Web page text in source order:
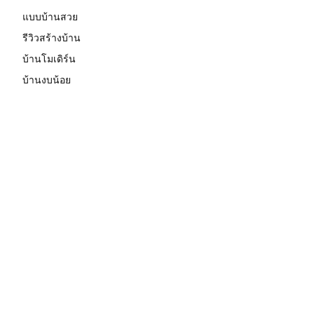
แบบบ้านสวย
รีวิวสร้างบ้าน
บ้านโมเดิร์น
บ้านงบน้อย